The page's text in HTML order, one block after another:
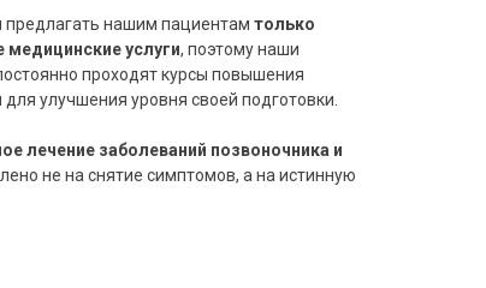
нашим пациентам только
медицинские услуги, поэтому наши
проходят курсы повышения
улучшения уровня своей подготовки.
лечение заболеваний позвоночника и
не на снятие симптомов, а на истинную